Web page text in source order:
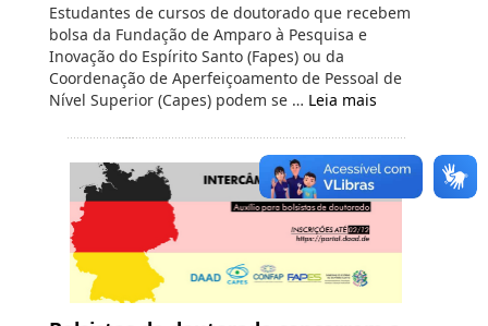
Estudantes de cursos de doutorado que recebem
bolsa da Fundação de Amparo à Pesquisa e
Inovação do Espírito Santo (Fapes) ou da
Coordenação de Aperfeiçoamento de Pessoal de
Nível Superior (Capes) podem se … Leia mais